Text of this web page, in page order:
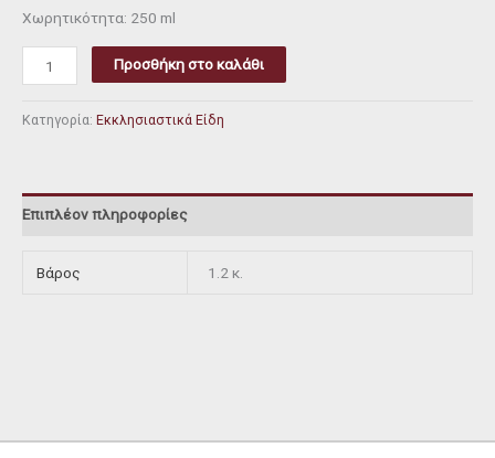
Χωρητικότητα: 250 ml
Προσθήκη στο καλάθι
Κατηγορία: Εκκλησιαστικά Είδη
Επιπλέον πληροφορίες
Βάρος 1.2 κ.